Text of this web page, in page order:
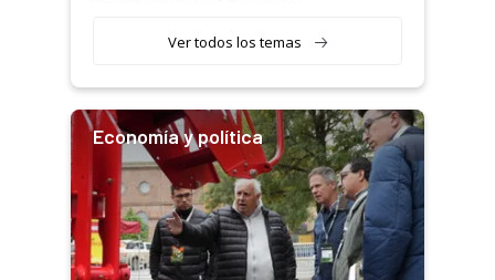
variedades que marcan un
salto tecnológico en genética y
Ver todos los temas
Economía y política